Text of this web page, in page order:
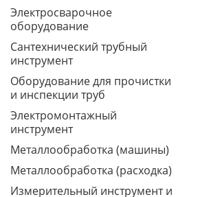
Электросварочное
оборудование
Сантехнический трубный
инструмент
Оборудование для прочистки
и инспекции труб
Электромонтажный
инструмент
Металлообработка (машины)
Металлообработка (расходка)
Измерительный инструмент и